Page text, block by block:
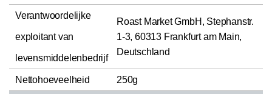
Verantwoordelijke
exploitant van
levensmiddelenbedrijf
Roast Market GmbH, Stephanstr.
1-3, 60313 Frankfurt am Main,
Deutschland
Nettohoeveelheid 250g